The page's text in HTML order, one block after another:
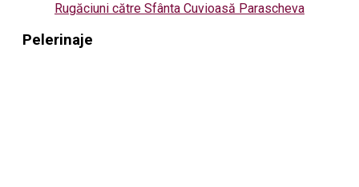
Rugăciuni către Sfânta Cuvioasă Parascheva
Pelerinaje